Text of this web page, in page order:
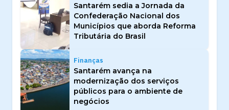
Santarém sedia a Jornada da
Confederação Nacional dos
Municípios que aborda Reforma
Tributária do Brasil
Finanças
Santarém avança na
modernização dos serviços
públicos para o ambiente de
negócios